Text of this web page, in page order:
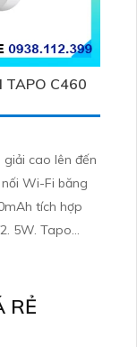
TAPO C460
cao lên đến
Wi-Fi băng
tích hợp
5W. Tapo
RẺ